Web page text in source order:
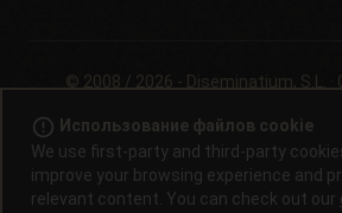
© 2008 / 2026 - Diseminatium, S.L.
Проращивание семян конопли запрещено
стран. Узнайте это перед покупкой. В
error_outline Использование файлов cookie
We use first-party and third-party
improve your browsing experience and
relevant content. You can check out our